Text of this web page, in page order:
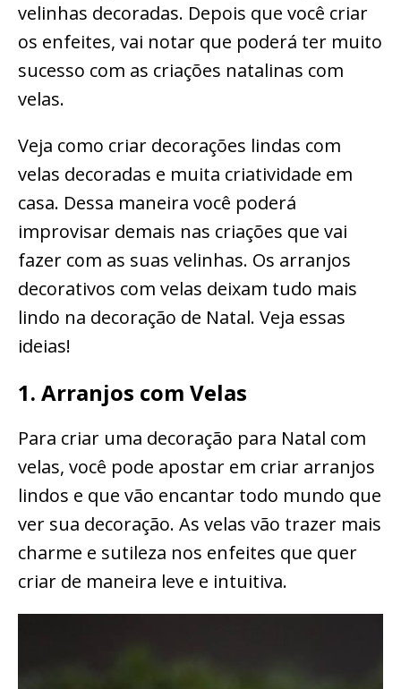
velinhas decoradas. Depois que você criar
os enfeites, vai notar que poderá ter muito
sucesso com as criações natalinas com
velas.
Veja como criar decorações lindas com
velas decoradas e muita criatividade em
casa. Dessa maneira você poderá
improvisar demais nas criações que vai
fazer com as suas velinhas. Os arranjos
decorativos com velas deixam tudo mais
lindo na decoração de Natal. Veja essas
ideias!
1. Arranjos com Velas
Para criar uma decoração para Natal com
velas, você pode apostar em criar arranjos
lindos e que vão encantar todo mundo que
ver sua decoração. As velas vão trazer mais
charme e sutileza nos enfeites que quer
criar de maneira leve e intuitiva.